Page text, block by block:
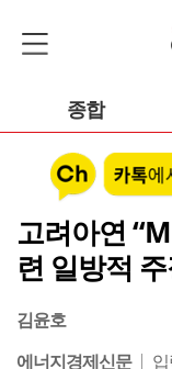
종합
고려아연
련 일방적
김윤호
에너지경제신문